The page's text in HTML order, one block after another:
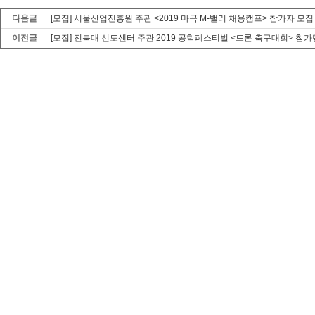
다음글
[모집] 서울산업진흥원 주관 <2019 마곡 M-밸리 채용캠프> 참가자 모집
이전글
[모집] 전북대 선도센터 주관 2019 공학페스티벌 <드론 축구대회> 참가